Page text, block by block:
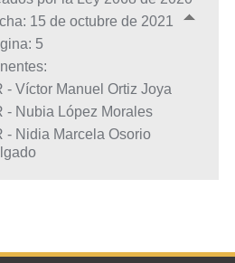
15 de octubre de 2021
5
- Víctor Manuel Ortiz Joya
- Nubia López Morales
- Nidia Marcela Osorio